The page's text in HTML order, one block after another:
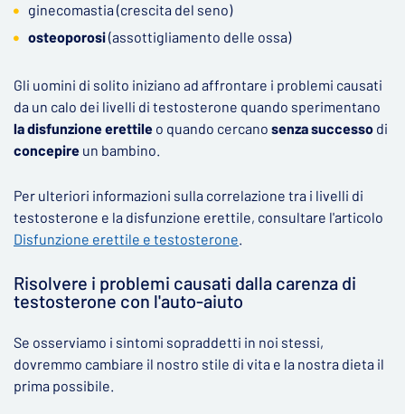
ginecomastia (crescita del seno)
osteoporosi(assottigliamento delle ossa)
Gli uomini di solito iniziano ad affrontare i problemi causati
da un calo dei livelli di testosterone quando sperimentano
la disfunzione erettile o quando cercano senza successo di
concepire un bambino.
Per ulteriori informazioni sulla correlazione tra i livelli di
testosterone e la disfunzione erettile, consultare l'articolo
Disfunzione erettile e testosterone.
Risolvere i problemi causati dalla carenza di
testosterone con l'auto-aiuto
Se osserviamo i sintomi sopraddetti in noi stessi,
dovremmo cambiare il nostro stile di vita e la nostra dieta il
prima possibile.